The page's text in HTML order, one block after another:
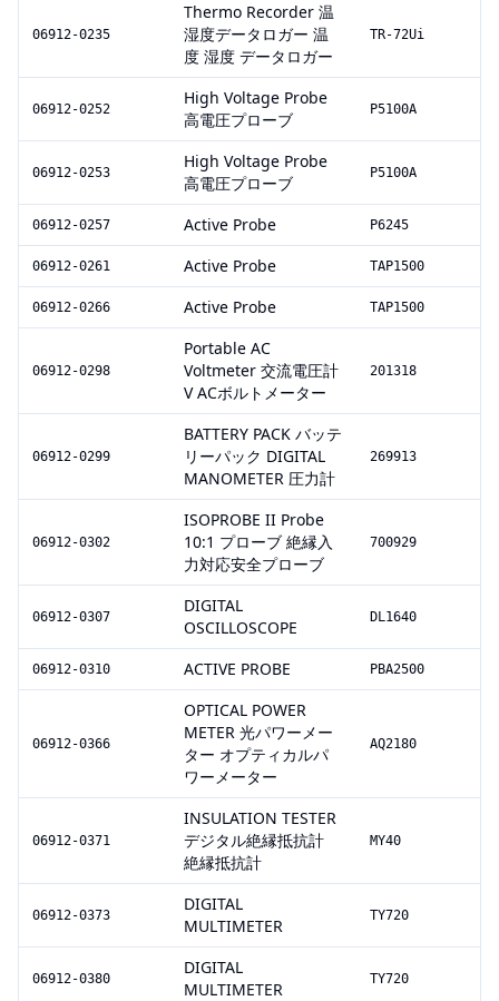
06912-0235
Thermo Recorder 温
湿度データロガー 温
度 湿度 データロガー
TR-72Ui
06912-0252
High Voltage Probe
高電圧プローブ
P5100A
06912-0253
High Voltage Probe
高電圧プローブ
P5100A
06912-0257 Active Probe P6245
06912-0261 Active Probe TAP1500
06912-0266 Active Probe TAP1500
06912-0298
Portable AC
Voltmeter 交流電圧計
V ACボルトメーター
201318
06912-0299
BATTERY PACK バッテ
リーパック DIGITAL
MANOMETER 圧力計
269913
06912-0302
ISOPROBE II Probe
10:1 プローブ 絶縁入
力対応安全プローブ
700929
06912-0307
DIGITAL
OSCILLOSCOPE
DL1640
06912-0310 ACTIVE PROBE PBA2500
06912-0366
OPTICAL POWER
METER 光パワーメー
ター オプティカルパ
ワーメーター
AQ2180
06912-0371
INSULATION TESTER
デジタル絶縁抵抗計
絶縁抵抗計
MY40
06912-0373
DIGITAL
MULTIMETER
TY720
06912-0380
DIGITAL
MULTIMETER
TY720